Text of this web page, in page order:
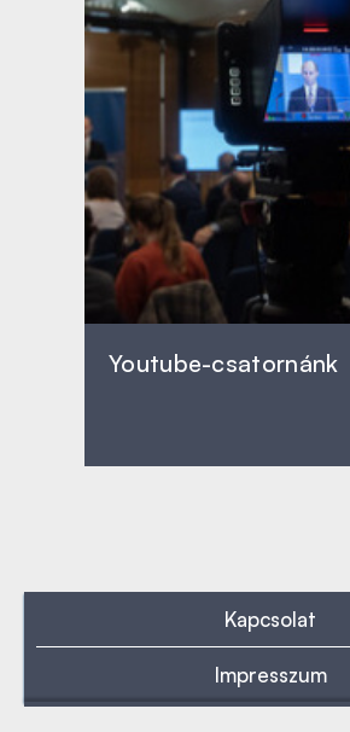
Youtube-csatornánk
Kapcsolat
Impresszum